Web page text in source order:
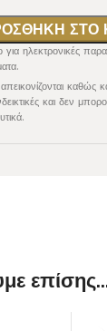
ΣΤΟ
για ηλεκτρονικές
καθώς
και δεν